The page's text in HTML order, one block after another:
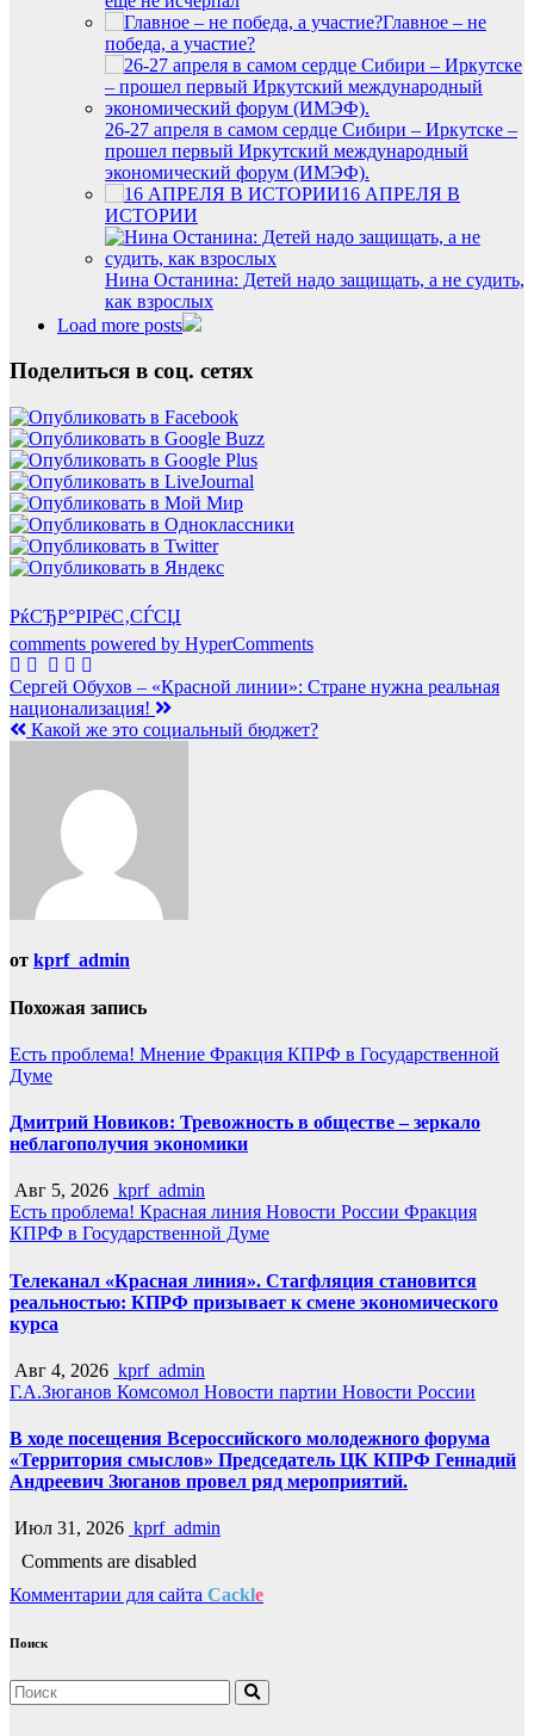
Главное – не
победа, а участие?
26-27 апреля в самом сердце Сибири – Иркутске –
прошел первый Иркутский международный
экономический форум (ИМЭФ).
16 АПРЕЛЯ В
ИСТОРИИ
Нина Останина: Детей надо защищать, а не судить,
как взрослых
Load more posts
Поделиться в соц. сетях
РќСЂР°РІРёС‚СЃСЏ
comments powered by HyperComments
Навигация
по
Сергей Обухов – «Красной линии»: Стране нужна реальная
национализация!
Какой же это социальный бюджет?
от kprf_admin
Похожая запись
Есть проблема! Мнение Фракция КПРФ в Государственной
Думе
Дмитрий Новиков: Тревожность в обществе – зеркало
неблагополучия экономики
Авг 5, 2026 kprf_admin
Есть проблема! Красная линия Новости России Фракция
КПРФ в Государственной Думе
Телеканал «Красная линия». Стагфляция становится
реальностью: КПРФ призывает к смене экономического
курса
Авг 4, 2026 kprf_admin
Г.А.Зюганов Комсомол Новости партии Новости России
В ходе посещения Всероссийского молодежного форума
«Территория смыслов» Председатель ЦК КПРФ Геннадий
Андреевич Зюганов провел ряд мероприятий.
Июл 31, 2026 kprf_admin
Comments are disabled
Комментарии для сайта Cackle
Поиск